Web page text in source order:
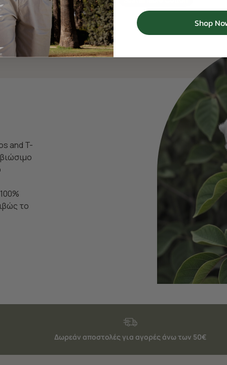
and T-
το
Δωρεάν αποστολές για αγορές άνω των 50€
Shop